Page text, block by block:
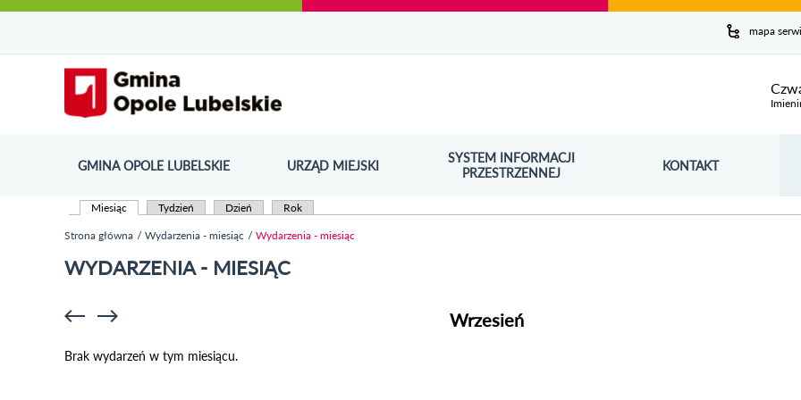
do
strony
do
menu
wyszukiwarki
ścieżki
nawigacyjnej
kategorii
aktualności
do
kalendarza
wydarzeń
do
galerii
do
stopki
mapa
GMINA OPOLE LUBELSKIE URZĄD MIEJSKI
SYSTEM INFORMACJI
PRZESTRZENNEJ
ODNOŚNIK OTWORZY SIĘ W NOWYM OKNIE KONTAKT
Miesiąc (aktywna karta)
Tydzień Dzień Rok
Strona główna Wydarzenia - miesiąc Wydarzenia - miesiąc
WYDARZENIA - MIESIĄC
Wrzesień
Brak wydarzeń w tym miesiącu.